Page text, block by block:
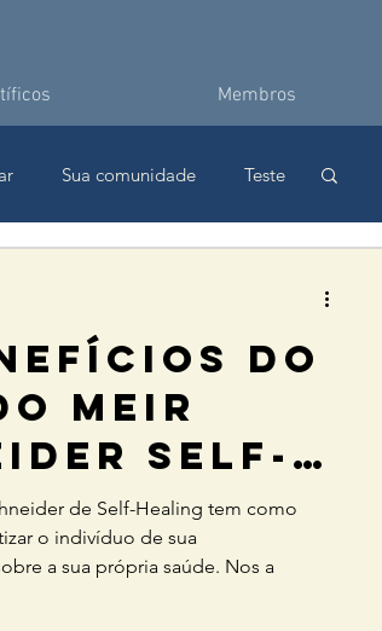
Membros
Sua comunidade Teste
DO
MEIR
SELF-
EM UM
de Self-Healing tem como
o indivíduo de sua
a sua própria saúde. Nos a